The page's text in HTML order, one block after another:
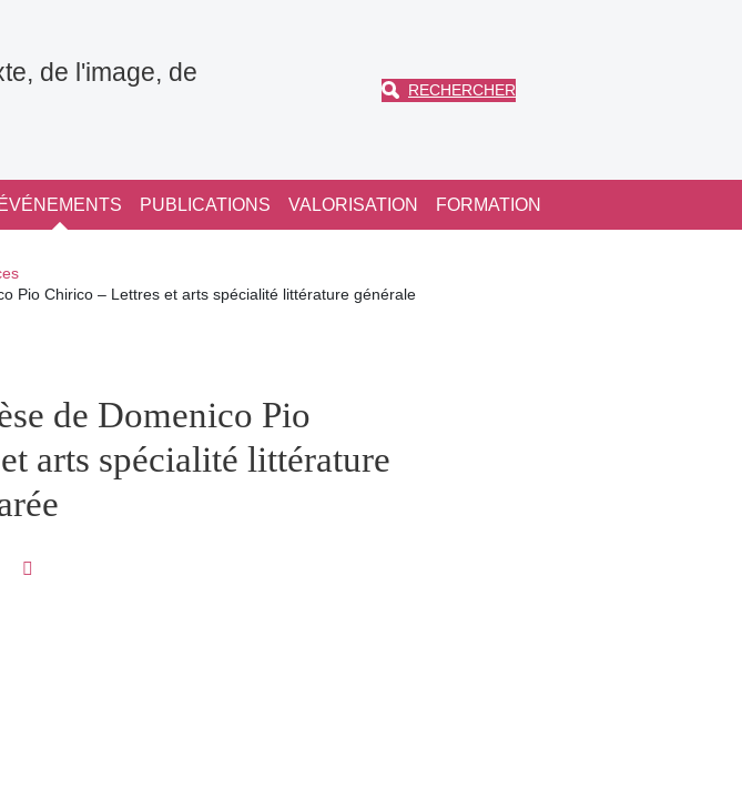
de l'image, de
RECHERCHER
ÉVÉNEMENTS PUBLICATIONS VALORISATION FORMATION
Pio Chirico – Lettres et arts spécialité littérature générale
de Domenico Pio
arts spécialité littérature
sur Facebook
sur LinkedIn